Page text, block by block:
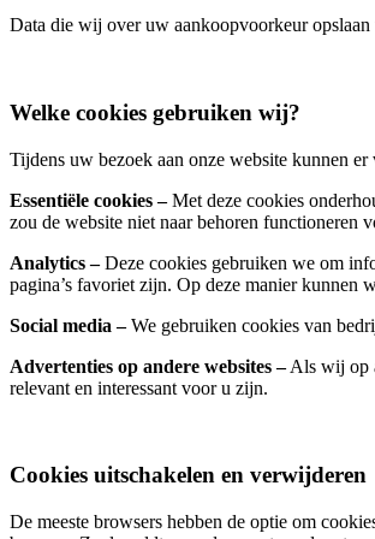
Data die wij over uw aankoopvoorkeur
Welke cookies gebruiken wij?
Tijdens uw bezoek aan onze website kunnen
Essentiële cookies –Met deze cookies
zou de website niet naar behoren functioneren
Analytics –Deze cookies gebruiken we om
pagina’s favoriet zijn. Op deze manier kunnen
Social media –We gebruiken cookies van
Advertenties op andere websites –Als wij op
relevant en interessant voor u zijn.
Cookies uitschakelen en verwijderen
De meeste browsers hebben de optie om